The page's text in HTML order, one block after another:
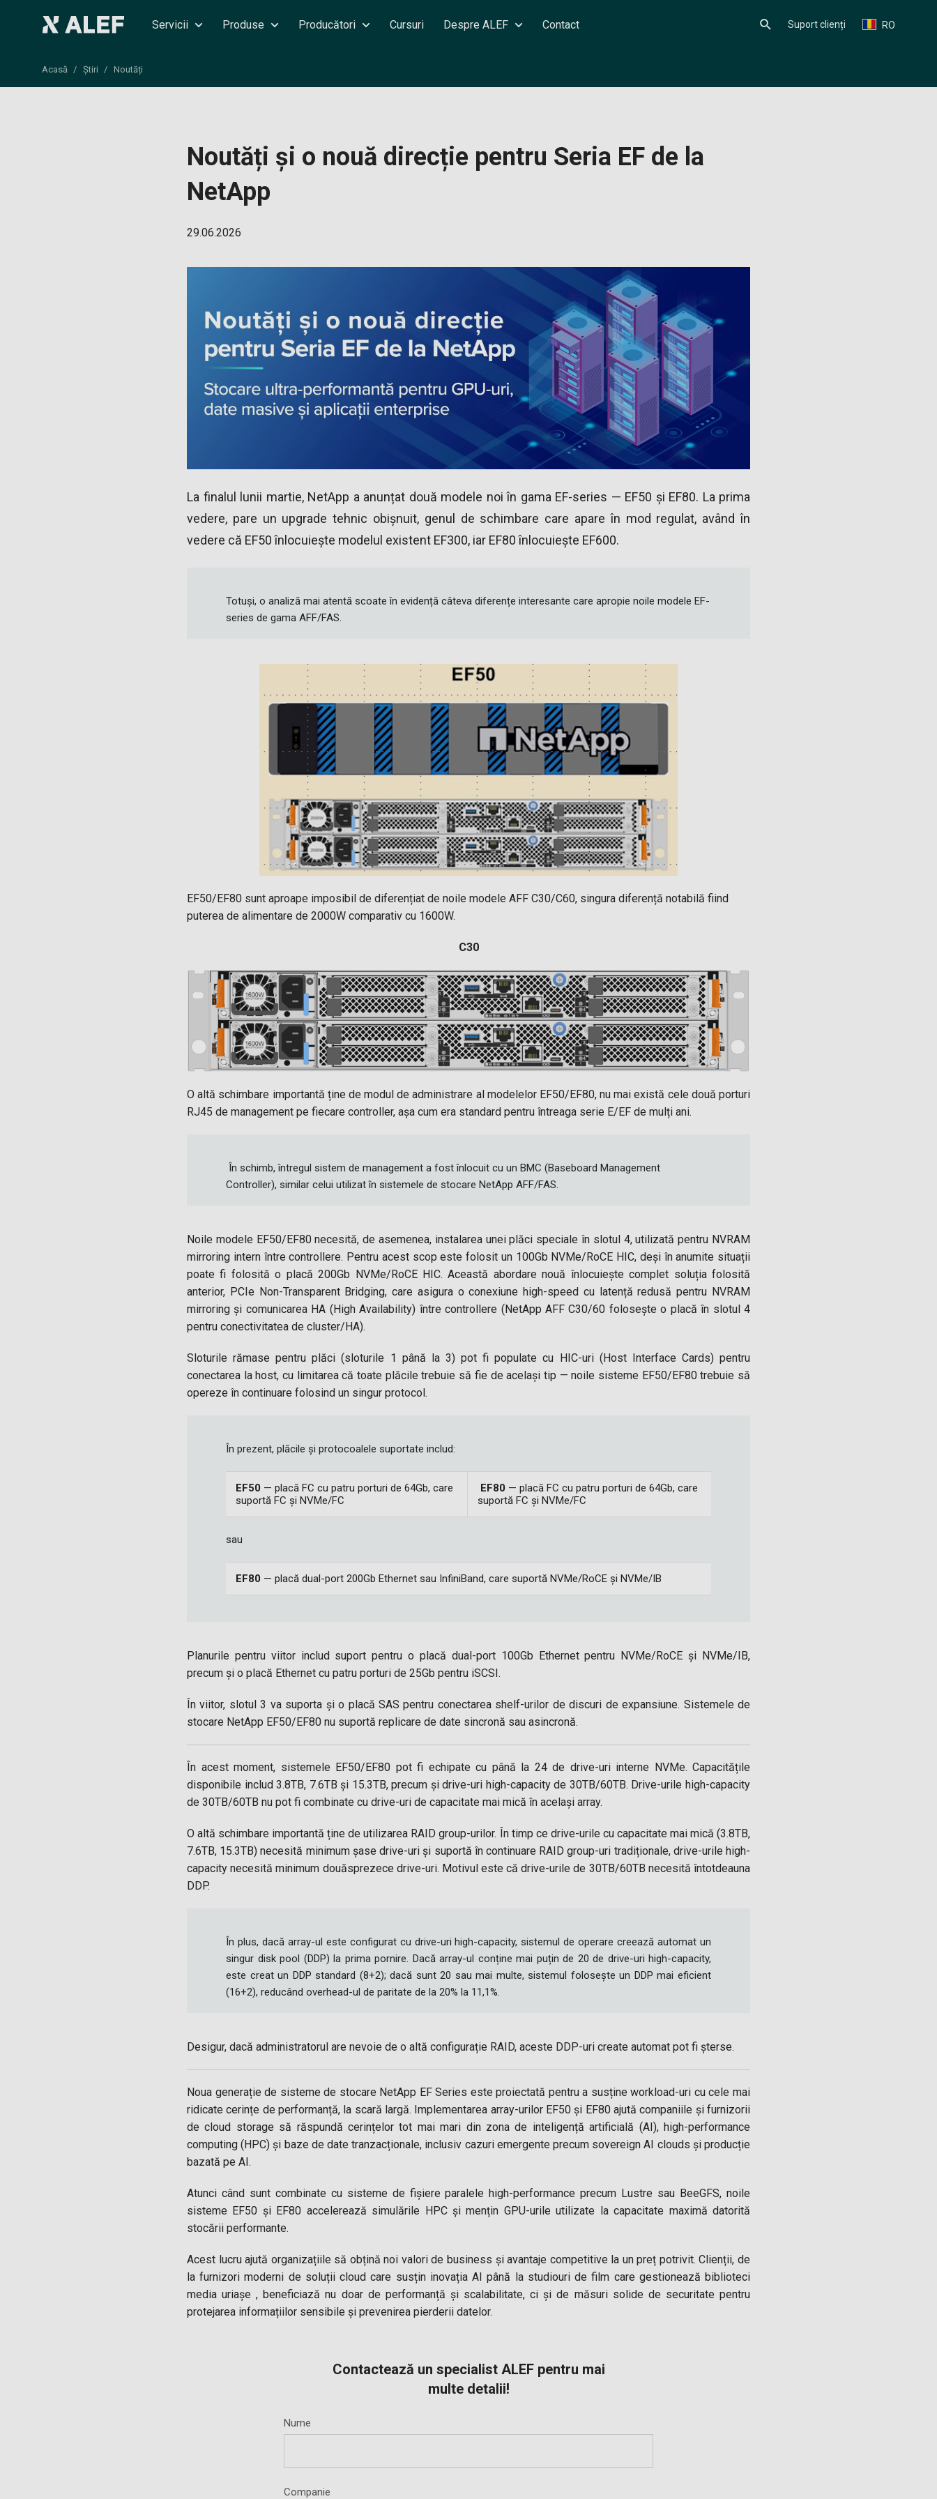
Servicii Produse Producători Cursuri Despre ALEF Contact Suport clienți RO
Acasă Știri Noutăți
Noutăți și o nouă direcție pentru Seria EF de la
NetApp
29.06.2026
La finalul lunii martie, NetApp a anunțat două modele noi în gama EF-series — EF50 și EF80. La prima
vedere, pare un upgrade tehnic obișnuit, genul de schimbare care apare în mod regulat, având în
vedere că EF50 înlocuiește modelul existent EF300, iar EF80 înlocuiește EF600.
Totuși, o analiză mai atentă scoate în evidență câteva diferențe interesante care apropie noile modele EF-
series de gama AFF/FAS.
EF50/EF80 sunt aproape imposibil de diferențiat de noile modele AFF C30/C60, singura diferență notabilă fiind
puterea de alimentare de 2000W comparativ cu 1600W.
C30
O altă schimbare importantă ține de modul de administrare al modelelor EF50/EF80, nu mai există cele două porturi
RJ45 de management pe fiecare controller, așa cum era standard pentru întreaga serie E/EF de mulți ani.
În schimb, întregul sistem de management a fost înlocuit cu un BMC (Baseboard Management
Controller), similar celui utilizat în sistemele de stocare NetApp AFF/FAS.
Noile modele EF50/EF80 necesită, de asemenea, instalarea unei plăci speciale în slotul 4, utilizată pentru NVRAM
mirroring intern între controllere. Pentru acest scop este folosit un 100Gb NVMe/RoCE HIC, deși în anumite situații
poate fi folosită o placă 200Gb NVMe/RoCE HIC. Această abordare nouă înlocuiește complet soluția folosită
anterior, PCIe Non-Transparent Bridging, care asigura o conexiune high-speed cu latență redusă pentru NVRAM
mirroring și comunicarea HA (High Availability) între controllere (NetApp AFF C30/60 folosește o placă în slotul 4
pentru conectivitatea de cluster/HA).
Sloturile rămase pentru plăci (sloturile 1 până la 3) pot fi populate cu HIC-uri (Host Interface Cards) pentru
conectarea la host, cu limitarea că toate plăcile trebuie să fie de același tip — noile sisteme EF50/EF80 trebuie să
opereze în continuare folosind un singur protocol.
În prezent, plăcile și protocoalele suportate includ:
EF50 — placă FC cu patru porturi de 64Gb, care
suportă FC și NVMe/FC
EF80 — placă FC cu patru porturi de 64Gb, care
suportă FC și NVMe/FC
sau
EF80 — placă dual-port 200Gb Ethernet sau InfiniBand, care suportă NVMe/RoCE și NVMe/IB
Planurile pentru viitor includ suport pentru o placă dual-port 100Gb Ethernet pentru NVMe/RoCE și NVMe/IB,
precum și o placă Ethernet cu patru porturi de 25Gb pentru iSCSI.
În viitor, slotul 3 va suporta și o placă SAS pentru conectarea shelf-urilor de discuri de expansiune. Sistemele de
stocare NetApp EF50/EF80 nu suportă replicare de date sincronă sau asincronă.
În acest moment, sistemele EF50/EF80 pot fi echipate cu până la 24 de drive-uri interne NVMe. Capacitățile
disponibile includ 3.8TB, 7.6TB și 15.3TB, precum și drive-uri high-capacity de 30TB/60TB. Drive-urile high-capacity
de 30TB/60TB nu pot fi combinate cu drive-uri de capacitate mai mică în același array.
O altă schimbare importantă ține de utilizarea RAID group-urilor. În timp ce drive-urile cu capacitate mai mică (3.8TB,
7.6TB, 15.3TB) necesită minimum șase drive-uri și suportă în continuare RAID group-uri tradiționale, drive-urile high-
capacity necesită minimum douăsprezece drive-uri. Motivul este că drive-urile de 30TB/60TB necesită întotdeauna
DDP.
În plus, dacă array-ul este configurat cu drive-uri high-capacity, sistemul de operare creează automat un
singur disk pool (DDP) la prima pornire. Dacă array-ul conține mai puțin de 20 de drive-uri high-capacity,
este creat un DDP standard (8+2); dacă sunt 20 sau mai multe, sistemul folosește un DDP mai eficient
(16+2), reducând overhead-ul de paritate de la 20% la 11,1%.
Desigur, dacă administratorul are nevoie de o altă configurație RAID, aceste DDP-uri create automat pot fi șterse.
Noua generație de sisteme de stocare NetApp EF Series este proiectată pentru a susține workload-uri cu cele mai
ridicate cerințe de performanță, la scară largă. Implementarea array-urilor EF50 și EF80 ajută companiile și furnizorii
de cloud storage să răspundă cerințelor tot mai mari din zona de inteligență artificială (AI), high-performance
computing (HPC) și baze de date tranzacționale, inclusiv cazuri emergente precum sovereign AI clouds și producție
bazată pe AI.
Atunci când sunt combinate cu sisteme de fișiere paralele high-performance precum Lustre sau BeeGFS, noile
sisteme EF50 și EF80 accelerează simulările HPC și mențin GPU-urile utilizate la capacitate maximă datorită
stocării performante.
Acest lucru ajută organizațiile să obțină noi valori de business și avantaje competitive la un preț potrivit. Clienții, de
la furnizori moderni de soluții cloud care susțin inovația AI până la studiouri de film care gestionează biblioteci
media uriașe , beneficiază nu doar de performanță și scalabilitate, ci și de măsuri solide de securitate pentru
protejarea informațiilor sensibile și prevenirea pierderii datelor.
Contactează un specialist ALEF pentru mai
multe detalii!
Nume
Companie